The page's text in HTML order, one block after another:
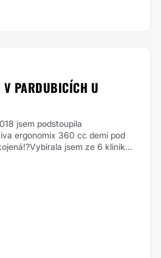
V PARDUBICÍCH U
jsem podstoupila
ergonomix 360 cc demi pod
jsem ze 6 klinik...